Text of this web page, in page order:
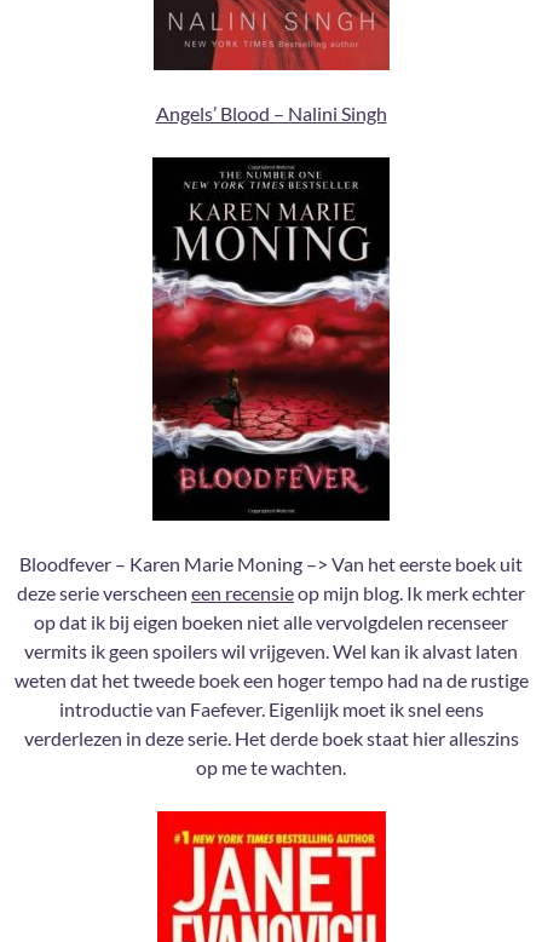
Angels’ Blood – Nalini Singh
Bloodfever – Karen Marie Moning –> Van het eerste boek uit
deze serie verscheen een recensieop mijn blog. Ik merk echter
op dat ik bij eigen boeken niet alle vervolgdelen recenseer
vermits ik geen spoilers wil vrijgeven. Wel kan ik alvast laten
weten dat het tweede boek een hoger tempo had na de rustige
introductie van Faefever. Eigenlijk moet ik snel eens
verderlezen in deze serie. Het derde boek staat hier alleszins
op me te wachten.